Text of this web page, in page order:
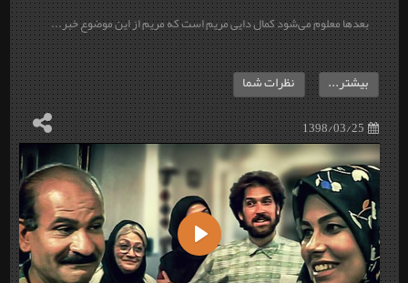
بعدها معلوم می‌شود کمال دایی مریم است که مریم از این موضوع خبر...
1398/03/25
بیشتر... نظرات شما
Play